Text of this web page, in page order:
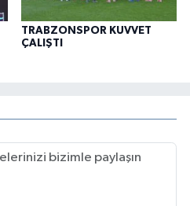
TRABZONSPOR KUVVET
ÇALIŞTI